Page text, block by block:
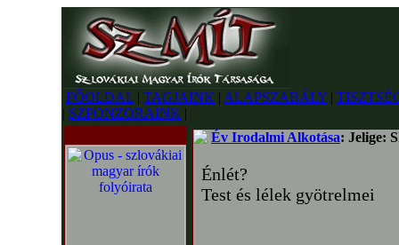
FŐOLDAL | TAGJAINK | ALAPSZABÁLY |
| SZPONZORAINK |
Év Irodalmi Alkotása: Jelige:
Énlét?
Test és lélek gyötrelmei